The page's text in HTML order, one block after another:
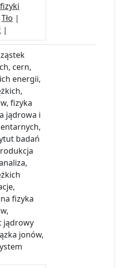
Tło |
|
cern,
energii,
fizyka
jądrowa i
badań
fizyka
jądrowy
jonów,